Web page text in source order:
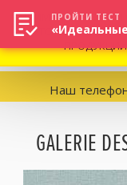
Наш
GALERIE
ВНИМАНИЕ! В СВЯЗИ
УТОЧНЯТЬ
ПРОЙТИ ТЕСТ